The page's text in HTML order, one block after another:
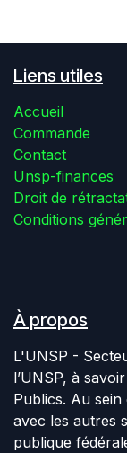
Liens utiles
Accueil
Commande
Contact
Unsp-finances
Droit de
Conditions
À propos
L'UNSP -
l’UNSP, à
Publics. Au sein
avec les autres
publique